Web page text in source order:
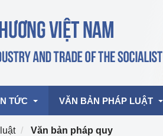
TỨC VĂN BẢN PHÁP LUẬT
Văn bản pháp quy